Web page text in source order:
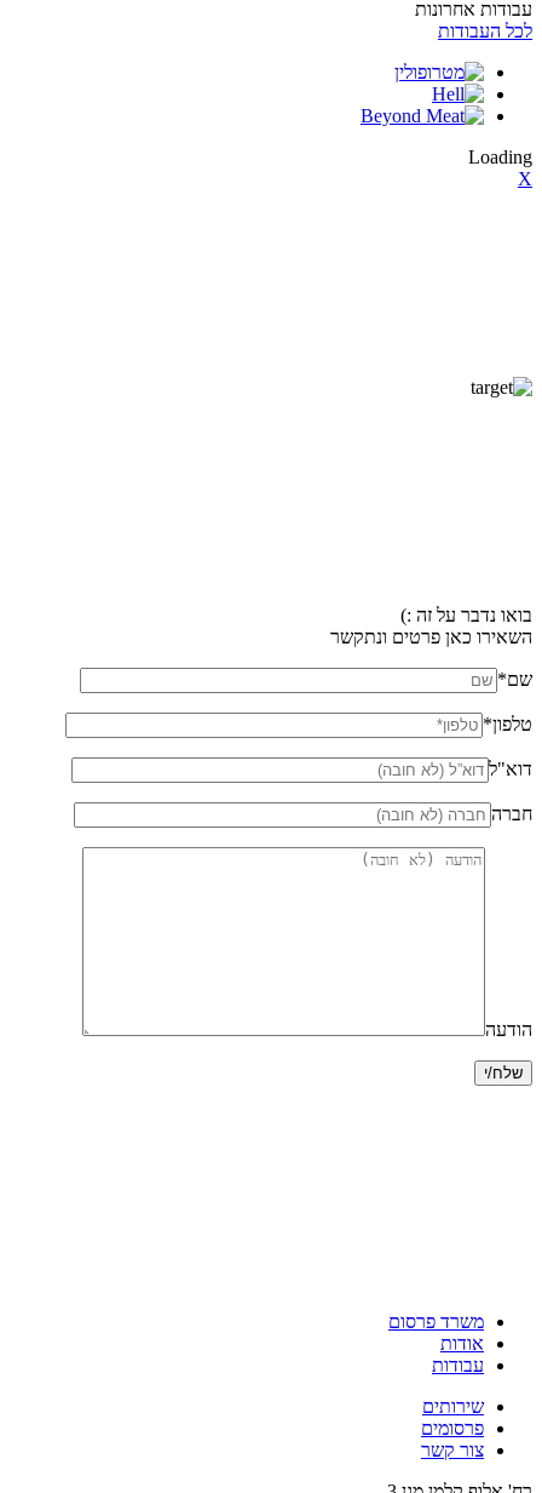
עבודות אחרונות
לכל העבודות
Loading
X
בואו נדבר על זה :)
השאירו כאן פרטים ונתקשר
שם*
טלפון*
דוא"ל
חברה
הודעה
משרד פרסום
אודות
עבודות
שירותים
פרסומים
צור קשר